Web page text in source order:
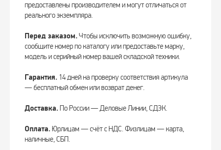
предоставлены производителем и могут отличаться от
реального экземпляра.
Перед заказом.Чтобы исключить возможную ошибку,
сообщите номер по каталогу или предоставьте марку,
модель и серийный номер вашей складской техники.
Гарантия. 14 дней на проверку соответствия артикула
— бесплатный обмен или возврат денег.
Доставка.По России — Деловые Линии, СДЭК.
Оплата. Юрлицам — счёт с НДС. Физлицам — карта,
наличные, СБП.